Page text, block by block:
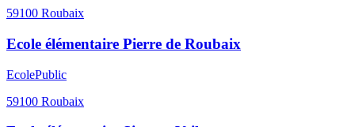
59100 Roubaix
Ecole élémentaire Pierre de Roubaix
EcolePublic
59100 Roubaix